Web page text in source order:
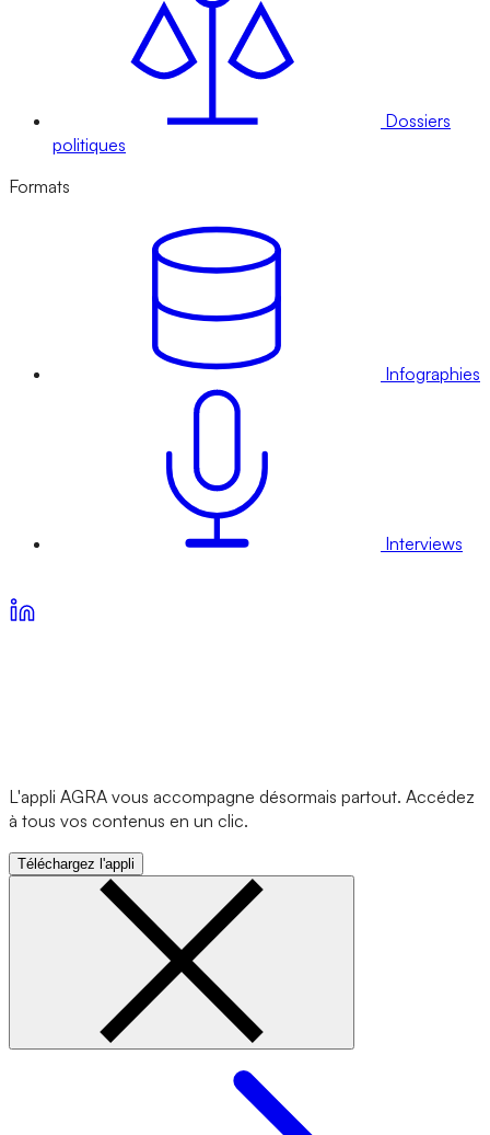
Dossiers
politiques
Formats
Infographies
Interviews
L'appli AGRA vous accompagne désormais partout. Accédez
à tous vos contenus en un clic.
Téléchargez l'appli